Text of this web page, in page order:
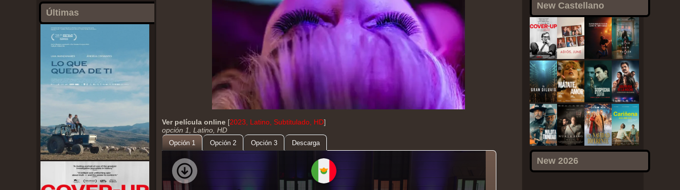
Últimas
New Castellano
New 2026
Ver película online [2023, Latino, Subtitulado, HD]
opción 1, Latino, HD
Opción 1 Opción 2 Opción 3 Descarga